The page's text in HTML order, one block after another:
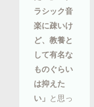
ラシック音
楽に疎いけ
ど、教養と
して有名な
ものぐらい
は抑えた
い」 と思っ